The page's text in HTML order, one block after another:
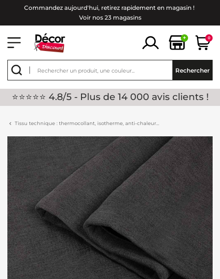
Commandez aujourd'hui, retirez rapidement en magasin !
Voir nos 23 magasins
+ 0
Rechercher
⭐⭐⭐⭐⭐ 4.8/5 - Plus de 14 000 avis clients !
Tissu technique : thermocollant, isotherme, anti-chaleur...